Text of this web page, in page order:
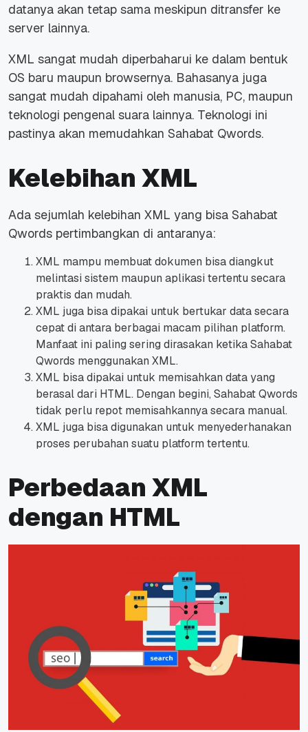
datanya akan tetap sama meskipun ditransfer ke
server lainnya.
XML sangat mudah diperbaharui ke dalam bentuk
OS baru maupun browsernya. Bahasanya juga
sangat mudah dipahami oleh manusia, PC, maupun
teknologi pengenal suara lainnya. Teknologi ini
pastinya akan memudahkan Sahabat Qwords.
Kelebihan XML
Ada sejumlah kelebihan XML yang bisa Sahabat
Qwords pertimbangkan di antaranya:
XML mampu membuat dokumen bisa diangkut
melintasi sistem maupun aplikasi tertentu secara
praktis dan mudah.
XML juga bisa dipakai untuk bertukar data secara
cepat di antara berbagai macam pilihan platform.
Manfaat ini paling sering dirasakan ketika Sahabat
Qwords menggunakan XML.
XML bisa dipakai untuk memisahkan data yang
berasal dari HTML. Dengan begini, Sahabat Qwords
tidak perlu repot memisahkannya secara manual.
XML juga bisa digunakan untuk menyederhanakan
proses perubahan suatu platform tertentu.
Perbedaan XML
dengan HTML